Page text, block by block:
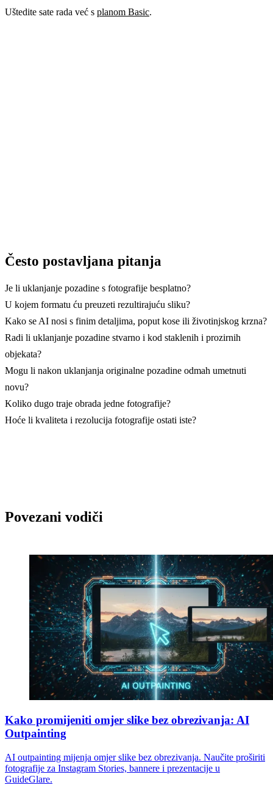
Uštedite sate rada već s planom Basic.
Često postavljana pitanja
Je li uklanjanje pozadine s fotografije besplatno?
U kojem formatu ću preuzeti rezultirajuću sliku?
Kako se AI nosi s finim detaljima, poput kose ili životinjskog krzna?
Radi li uklanjanje pozadine stvarno i kod staklenih i prozirnih
objekata?
Mogu li nakon uklanjanja originalne pozadine odmah umetnuti
novu?
Koliko dugo traje obrada jedne fotografije?
Hoće li kvaliteta i rezolucija fotografije ostati iste?
Povezani vodiči
Kako promijeniti omjer slike bez obrezivanja: AI
Outpainting
AI outpainting mijenja omjer slike bez obrezivanja. Naučite proširiti
fotografije za Instagram Stories, bannere i prezentacije u
GuideGlare.